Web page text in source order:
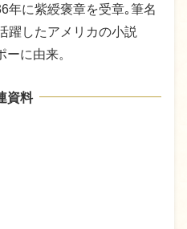
年に紫綬褒章を受章｡筆名
躍したアメリカの小説
に由来。
資料